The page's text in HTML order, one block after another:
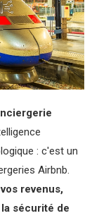
: c'est un
Airbnb.
revenus,
sécurité de